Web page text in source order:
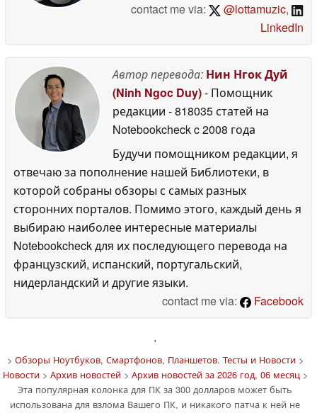
contact me via:
@lottamuzic,
LinkedIn
Автор перевода: Нин Нгок Дуй
(Ninh Ngoc Duy)- Помощник
редакции - 818035 статей на
Notebookcheckc 2008 года
Будучи помощником редакции, я
отвечаю за пополнение нашей Библиотеки, в
которой собраны обзоры с самых разных
сторонних порталов. Помимо этого, каждый день я
выбираю наиболее интересные материалы
Notebookcheck для их последующего перевода на
французский, испанский, португальский,
нидерландский и другие языки.
contact me via:
Facebook
'
> Обзоры Ноутбуков, Смартфонов, Планшетов. Тесты и Новости>
Новости> Архив новостей> Архив новостей за 2026 год, 06 месяц>
Эта популярная колонка для ПК за 300 долларов может быть
использована для взлома Вашего ПК, и никакого патча к ней не